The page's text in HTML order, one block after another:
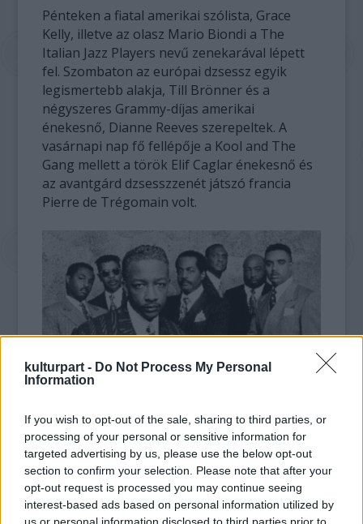
kulturpart - Do Not Process My Personal
Information
If you wish to opt-out of the sale, sharing to third parties, or
processing of your personal or sensitive information for
targeted advertising by us, please use the below opt-out
section to confirm your selection. Please note that after your
opt-out request is processed you may continue seeing
interest-based ads based on personal information utilized by
Pénteken a fiatal amerikai szólista, Grace
Kelly, illetve az olasz Mario Biondi a The
Italian Jazz Players nevű zenekarával lépett
fel. Szombaton az európai dzsessz egyik
legismertebb alakja, Till Brönner és a
négyszeres Grammy-díjas amerikai
énekesnő, Dianne Reeves szerepeltek. A
vasárnapi nap fő fellépője a Kool and The
Gang mellett a török Elif Caglar énekesnő és
az avantgárd dzsesszzenét játszó francia
Pierre de Trégomain volt.
"A fesztiválnak ez a 38. szezonja, ami nagyon
hosszú idő, én mégis szeretem a vele járó
munkát, és már most örülök a
következőknek" - mondta Peter Lipa neves
szlovák dzsesszzenész, a fesztivál